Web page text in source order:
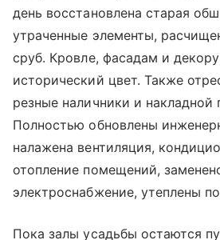
день восстановлена старая
утраченные элементы,
сруб. Кровле, фасадам и
исторический цвет. Также
резные наличники и накладной
Полностью обновлены
налажена вентиляция,
отопление помещений,
электроснабжение, утеплены
Пока залы усадьбы остаются